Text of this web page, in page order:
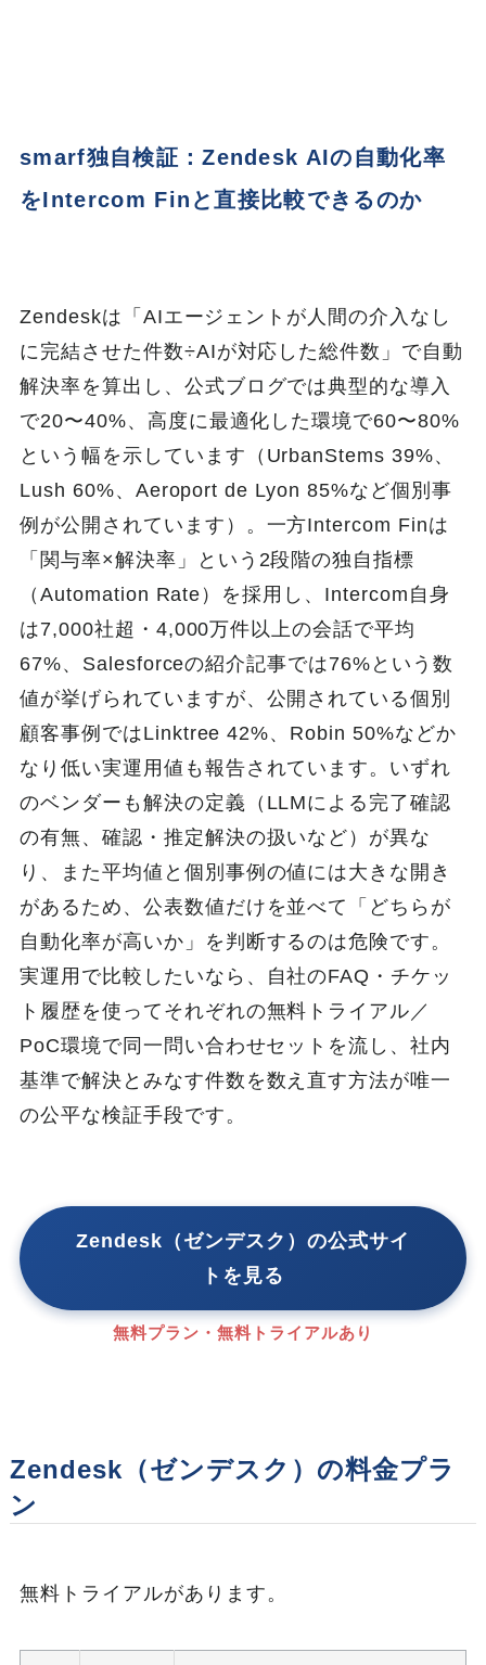
smarf独自検証：Zendesk AIの自動化率
をIntercom Finと直接比較できるのか
Zendeskは「AIエージェントが人間の介入なし
に完結させた件数÷AIが対応した総件数」で自動
解決率を算出し、公式ブログでは典型的な導入
で20〜40%、高度に最適化した環境で60〜80%
という幅を示しています（UrbanStems 39%、
Lush 60%、Aeroport de Lyon 85%など個別事
例が公開されています）。一方Intercom Finは
「関与率×解決率」という2段階の独自指標
（Automation Rate）を採用し、Intercom自身
は7,000社超・4,000万件以上の会話で平均
67%、Salesforceの紹介記事では76%という数
値が挙げられていますが、公開されている個別
顧客事例ではLinktree 42%、Robin 50%などか
なり低い実運用値も報告されています。いずれ
のベンダーも解決の定義（LLMによる完了確認
の有無、確認・推定解決の扱いなど）が異な
り、また平均値と個別事例の値には大きな開き
があるため、公表数値だけを並べて「どちらが
自動化率が高いか」を判断するのは危険です。
実運用で比較したいなら、自社のFAQ・チケッ
ト履歴を使ってそれぞれの無料トライアル／
PoC環境で同一問い合わせセットを流し、社内
基準で解決とみなす件数を数え直す方法が唯一
の公平な検証手段です。
Zendesk（ゼンデスク）の公式サイ
トを見る
無料プラン・無料トライアルあり
Zendesk（ゼンデスク）の料金プラ
ン
無料トライアルがあります。